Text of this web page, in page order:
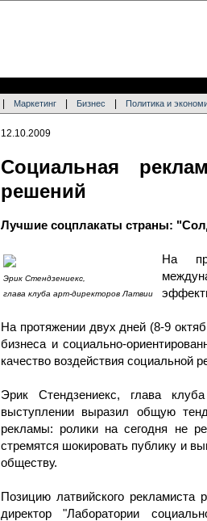
Маркетинг Бизнес Политика и
12.10.2009
Социальная
решений
Лучшие соцплакаты страны:
Эрик Стендзениекс,
глава клуба арт-директоров Латвии
На
На протяжении двух дней (8-9
бизнеса и социально-
качество воздействия социальной
Эрик Стендзениекс, глава
выступлении выразил общую
рекламы: ролики на сегодня не
стремятся шокировать публику и
обществу.
Позицию латвийского рекламиста
директор "Лаборатории